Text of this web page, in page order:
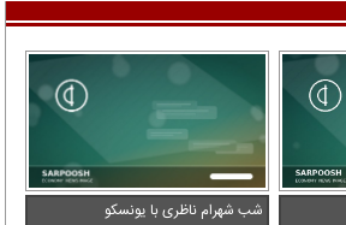
شب شهرام ناظری با یونسکو